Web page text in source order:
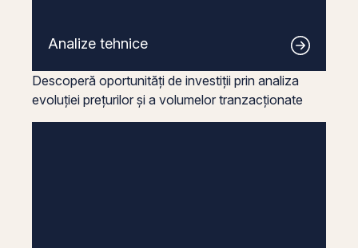
Analize tehnice
Descoperă oportunități de investiții prin analiza
evoluției prețurilor și a volumelor tranzacționate